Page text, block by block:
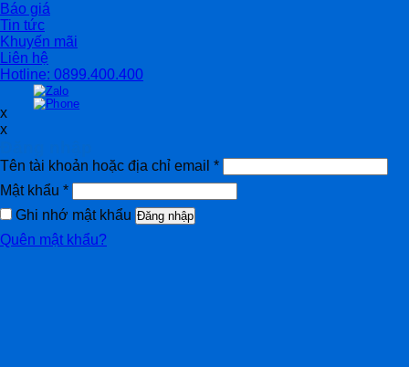
Báo giá
Tin tức
Khuyến mãi
Liên hệ
Hotline: 0899.400.400
x
x
Tên tài khoản hoặc địa chỉ email *
Mật khẩu *
Ghi nhớ mật khẩu Đăng nhập
Quên mật khẩu?